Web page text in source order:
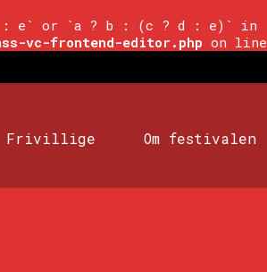
: e` or `a ? b : (c ? d : e)` in
vc-frontend-editor.php on line
Frivillige Om festivalen